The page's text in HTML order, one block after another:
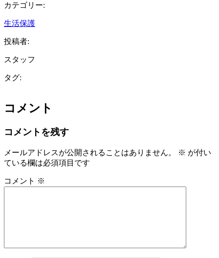
カテゴリー:
生活保護
投稿者:
スタッフ
タグ:
コメント
コメントを残す
メールアドレスが公開されることはありません。 ※ が付い
ている欄は必須項目です
コメント ※